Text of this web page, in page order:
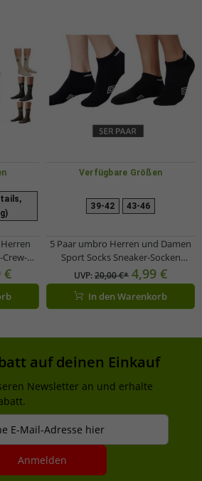
Herren
oder
€
Verfügbare Größen
39-42 43-46
5 Paar umbro Herren und Damen
Sport Socks Sneaker-Socken
Strümpfe Oeko-Tex Standard 100
Schwarz
UVP:20,00 €* 4,99 €
In den Warenkorb
auf deinen Einkauf
Newsletter an und erhalte
E-Mail-Adresse hier
Anmelden